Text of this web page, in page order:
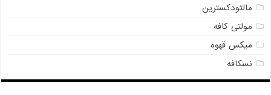
مالتودکسترین
مولتی کافه
میکس قهوه
نسکافه